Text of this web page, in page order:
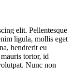
elit. Pellentesque
ligula, mollis eget
hendrerit eu
tortor, id
Nunc non